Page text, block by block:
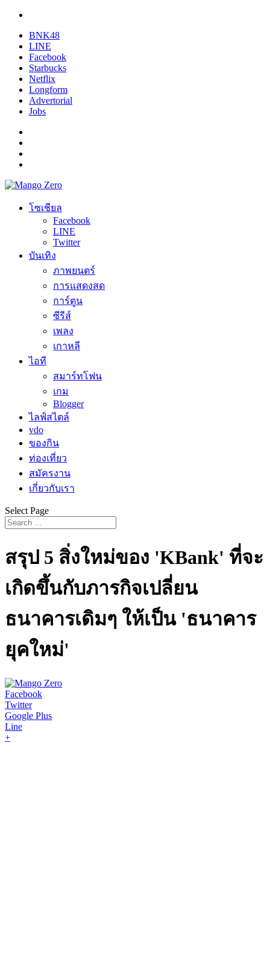
BNK48
LINE
Facebook
Starbucks
Netflix
Longform
Advertorial
Jobs
โซเชียล
Facebook
LINE
Twitter
บันเทิง
ภาพยนตร์
การแสดงสด
การ์ตูน
ซีรีส์
เพลง
เกาหลี
ไอที
สมาร์ทโฟน
เกม
Blogger
ไลฟ์สไตล์
vdo
ของกิน
ท่องเที่ยว
สมัครงาน
เกี่ยวกับเรา
Select Page
สรุป 5 สิ่งใหม่ของ 'KBank' ที่จะ
เกิดขึ้นกับภารกิจเปลี่ยน
ธนาคารเดิมๆ ให้เป็น 'ธนาคาร
ยุคใหม่'
Facebook
Twitter
Google Plus
Line
+